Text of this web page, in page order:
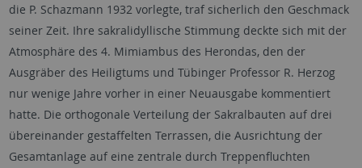
die P. Schazmann 1932 vorlegte, traf sicherlich den Geschmack
seiner Zeit. Ihre sakralidyllische Stimmung deckte sich mit der
Atmosphäre des 4. Mimiambus des Herondas, den der
Ausgräber des Heiligtums und Tübinger Professor R. Herzog
nur wenige Jahre vorher in einer Neuausgabe kommentiert
hatte. Die orthogonale Verteilung der Sakralbauten auf drei
übereinander gestaffelten Terrassen, die Ausrichtung der
Gesamtanlage auf eine zentrale durch Treppenfluchten